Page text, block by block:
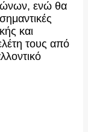
ενώ θα
και
τους από